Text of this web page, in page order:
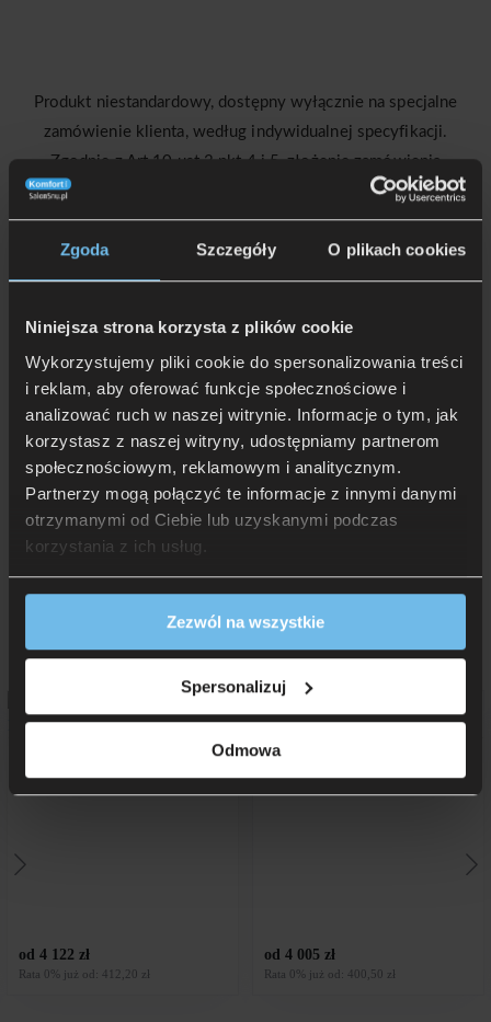
Zgoda Szczegóły O plikach cookies
Niniejsza strona korzysta z plików cookie
Wykorzystujemy pliki cookie do spersonalizowania treści
i reklam, aby oferować funkcje społecznościowe i
analizować ruch w naszej witrynie. Informacje o tym, jak
korzystasz z naszej witryny, udostępniamy partnerom
społecznościowym, reklamowym i analitycznym.
Partnerzy mogą połączyć te informacje z innymi danymi
otrzymanymi od Ciebie lub uzyskanymi podczas
korzystania z ich usług.
Zezwól na wszystkie
Spersonalizuj
Odmowa
Produkt niestandardowy, dostępny wyłącznie na specjalne
zamówienie klienta, według indywidualnej specyfikacji.
Zgodnie z Art.10 ust.3 pkt 4 i 5, złożenie zamówienia
niestandardowego, na indywidualne zamówienie oznacza
rezygnację Klienta z prawa do zwrotu towaru bez podania
przyczyny.
województwa Kujawsko-Pomorskiego.
W innych przypadkach koszt transportu będzie ustalany
indywidualnie a realizacja zamówienia może się wydłużyć.
Możliwy jest także odbiór osobisty w najbliższym salonie.
Więcej z kategorii Łóżka
M&K Foam Koło
od 4 122 zł
Rata 0% już od: 412,20 zł
pojemnikiem New Elegance
od 4 005 zł
Rata 0% już od: 400,50 zł